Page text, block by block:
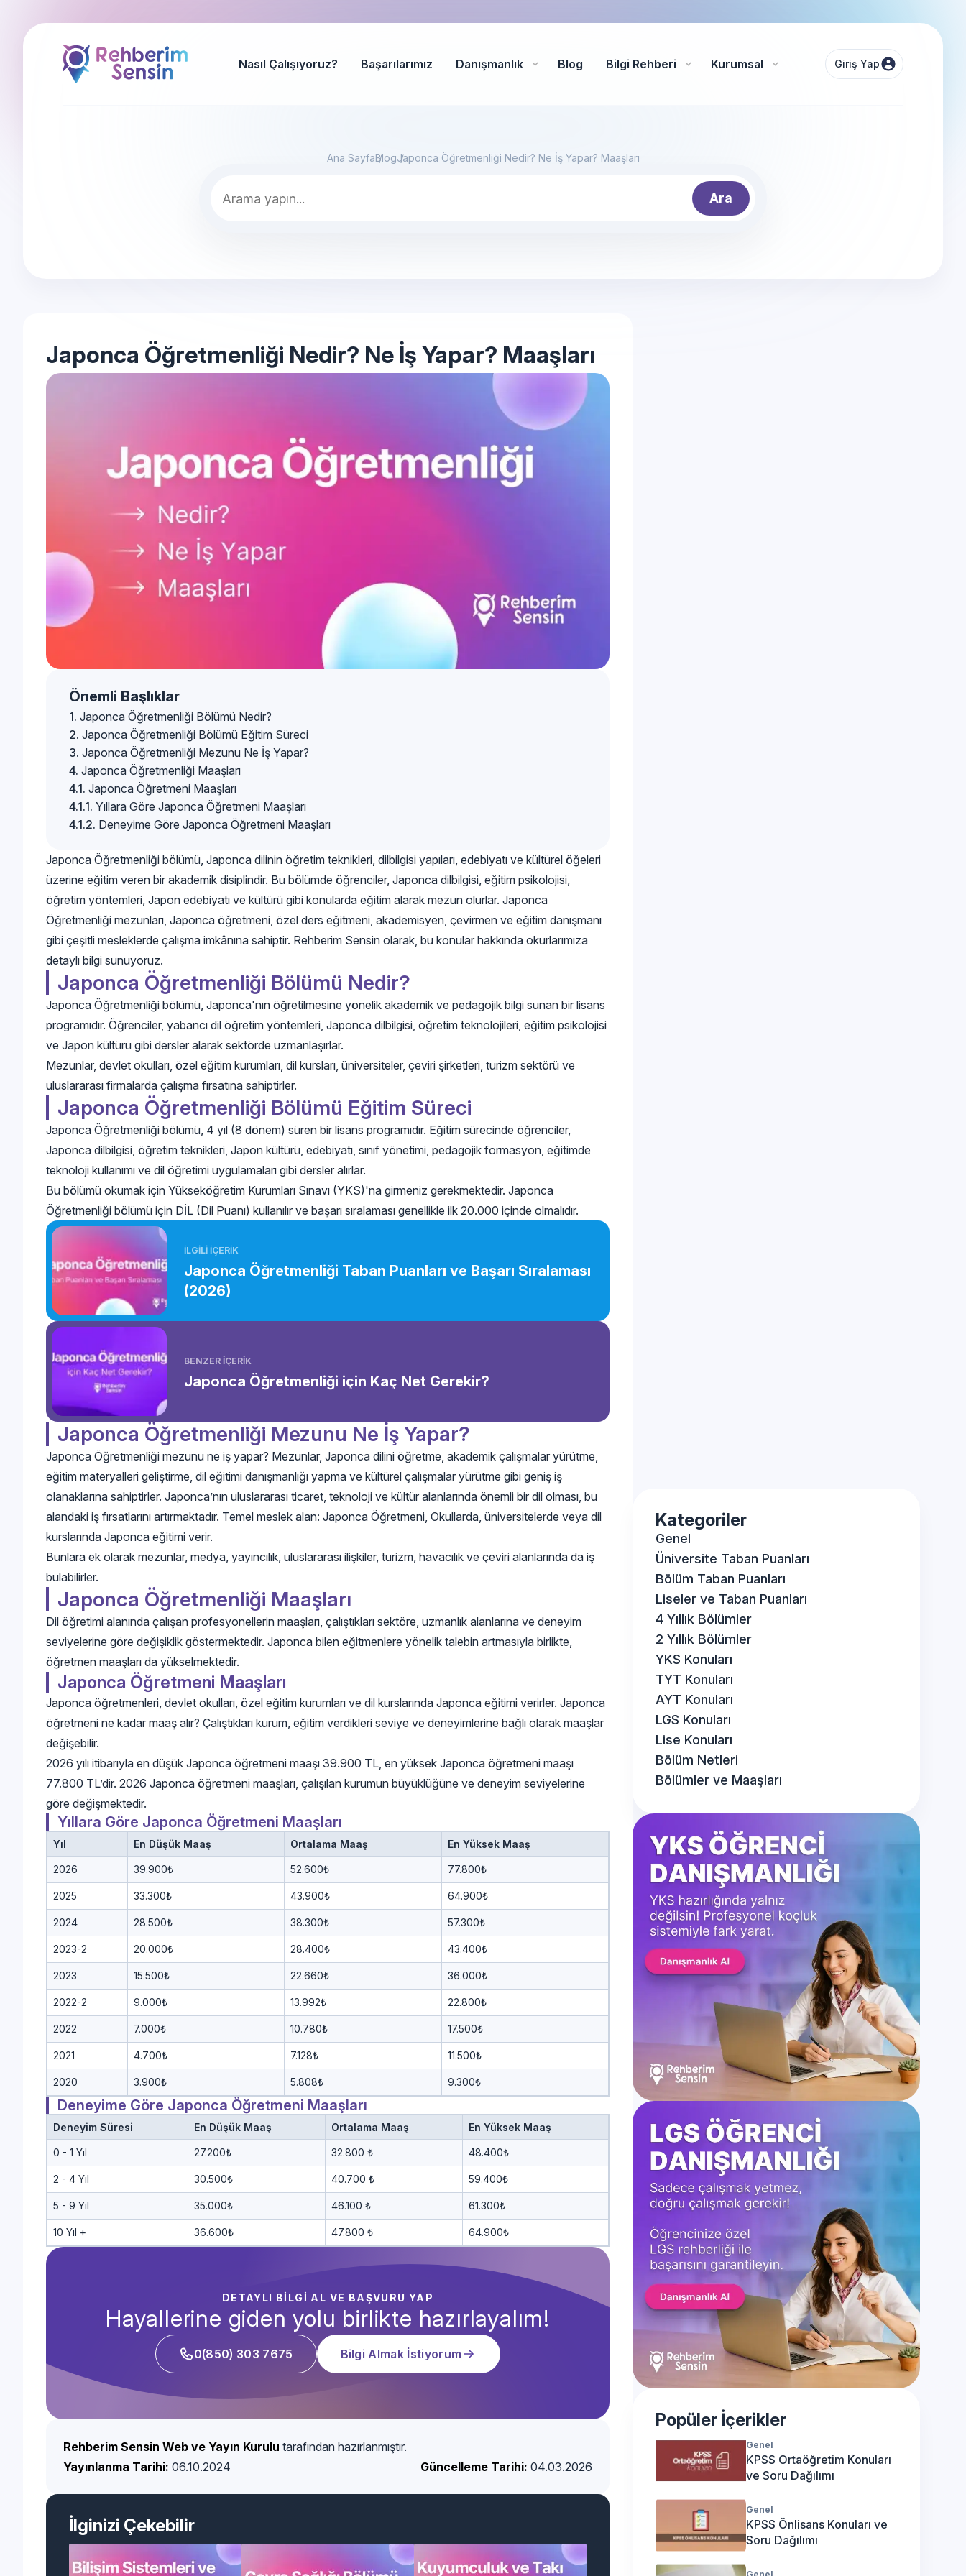
Nasıl Çalışıyoruz? Başarılarımız Danışmanlık Blog Bilgi Rehberi Kurumsal Giriş Yap
Ana SayfaBlogJaponca Öğretmenliği Nedir? Ne İş Yapar? Maaşları
Ara
Japonca Öğretmenliği Nedir? Ne İş Yapar? Maaşları
Önemli Başlıklar
Japonca Öğretmenliği Bölümü Nedir?
Japonca Öğretmenliği Bölümü Eğitim Süreci
Japonca Öğretmenliği Mezunu Ne İş Yapar?
Japonca Öğretmenliği Maaşları
Japonca Öğretmeni Maaşları
Yıllara Göre Japonca Öğretmeni Maaşları
Deneyime Göre Japonca Öğretmeni Maaşları
Japonca Öğretmenliği bölümü, Japonca dilinin öğretim teknikleri, dilbilgisi yapıları, edebiyatı ve kültürel öğeleri
üzerine eğitim veren bir akademik disiplindir. Bu bölümde öğrenciler, Japonca dilbilgisi, eğitim psikolojisi,
öğretim yöntemleri, Japon edebiyatı ve kültürü gibi konularda eğitim alarak mezun olurlar. Japonca
Öğretmenliği mezunları, Japonca öğretmeni, özel ders eğitmeni, akademisyen, çevirmen ve eğitim danışmanı
gibi çeşitli mesleklerde çalışma imkânına sahiptir. Rehberim Sensin olarak, bu konular hakkında okurlarımıza
detaylı bilgi sunuyoruz.
Japonca Öğretmenliği Bölümü Nedir?
Japonca Öğretmenliği bölümü, Japonca'nın öğretilmesine yönelik akademik ve pedagojik bilgi sunan bir lisans
programıdır. Öğrenciler, yabancı dil öğretim yöntemleri, Japonca dilbilgisi, öğretim teknolojileri, eğitim psikolojisi
ve Japon kültürü gibi dersler alarak sektörde uzmanlaşırlar.
Mezunlar, devlet okulları, özel eğitim kurumları, dil kursları, üniversiteler, çeviri şirketleri, turizm sektörü ve
uluslararası firmalarda çalışma fırsatına sahiptirler.
Japonca Öğretmenliği Bölümü Eğitim Süreci
Japonca Öğretmenliği bölümü, 4 yıl (8 dönem) süren bir lisans programıdır. Eğitim sürecinde öğrenciler,
Japonca dilbilgisi, öğretim teknikleri, Japon kültürü, edebiyatı, sınıf yönetimi, pedagojik formasyon, eğitimde
teknoloji kullanımı ve dil öğretimi uygulamaları gibi dersler alırlar.
Bu bölümü okumak için Yükseköğretim Kurumları Sınavı (YKS)'na girmeniz gerekmektedir. Japonca
Öğretmenliği bölümü için DİL (Dil Puanı) kullanılır ve başarı sıralaması genellikle ilk 20.000 içinde olmalıdır.
İLGİLİ İÇERİK
Japonca Öğretmenliği Taban Puanları ve Başarı Sıralaması
(2026)
BENZER İÇERİK
Japonca Öğretmenliği için Kaç Net Gerekir?
Japonca Öğretmenliği Mezunu Ne İş Yapar?
Japonca Öğretmenliği mezunu ne iş yapar? Mezunlar, Japonca dilini öğretme, akademik çalışmalar yürütme,
eğitim materyalleri geliştirme, dil eğitimi danışmanlığı yapma ve kültürel çalışmalar yürütme gibi geniş iş
olanaklarına sahiptirler. Japonca’nın uluslararası ticaret, teknoloji ve kültür alanlarında önemli bir dil olması, bu
alandaki iş fırsatlarını artırmaktadır. Temel meslek alan: Japonca Öğretmeni, Okullarda, üniversitelerde veya dil
kurslarında Japonca eğitimi verir.
Bunlara ek olarak mezunlar, medya, yayıncılık, uluslararası ilişkiler, turizm, havacılık ve çeviri alanlarında da iş
bulabilirler.
Japonca Öğretmenliği Maaşları
Dil öğretimi alanında çalışan profesyonellerin maaşları, çalıştıkları sektöre, uzmanlık alanlarına ve deneyim
seviyelerine göre değişiklik göstermektedir. Japonca bilen eğitmenlere yönelik talebin artmasıyla birlikte,
öğretmen maaşları da yükselmektedir.
Japonca Öğretmeni Maaşları
Japonca öğretmenleri, devlet okulları, özel eğitim kurumları ve dil kurslarında Japonca eğitimi verirler. Japonca
öğretmeni ne kadar maaş alır? Çalıştıkları kurum, eğitim verdikleri seviye ve deneyimlerine bağlı olarak maaşlar
değişebilir.
2026 yılı itibarıyla en düşük Japonca öğretmeni maaşı 39.900 TL, en yüksek Japonca öğretmeni maaşı
77.800 TL’dir. 2026 Japonca öğretmeni maaşları, çalışılan kurumun büyüklüğüne ve deneyim seviyelerine
göre değişmektedir.
Yıllara Göre Japonca Öğretmeni Maaşları
Yıl En Düşük Maaş Ortalama Maaş En Yüksek Maaş
2026 39.900₺ 52.600₺ 77.800₺
2025 33.300₺ 43.900₺ 64.900₺
2024 28.500₺ 38.300₺ 57.300₺
2023-2 20.000₺ 28.400₺ 43.400₺
2023 15.500₺ 22.660₺ 36.000₺
2022-2 9.000₺ 13.992₺ 22.800₺
2022 7.000₺ 10.780₺ 17.500₺
2021 4.700₺ 7.128₺ 11.500₺
2020 3.900₺ 5.808₺ 9.300₺
Deneyime Göre Japonca Öğretmeni Maaşları
Deneyim Süresi En Düşük Maaş Ortalama Maaş En Yüksek Maaş
0 - 1 Yıl 27.200₺ 32.800 ₺ 48.400₺
2 - 4 Yıl 30.500₺ 40.700 ₺ 59.400₺
5 - 9 Yıl 35.000₺ 46.100 ₺ 61.300₺
10 Yıl + 36.600₺ 47.800 ₺ 64.900₺
DETAYLI BİLGİ AL VE BAŞVURU YAP
Hayallerine giden yolu birlikte hazırlayalım!
0(850) 303 7675 Bilgi Almak İstiyorum
Rehberim Sensin Web ve Yayın Kurulu tarafından hazırlanmıştır.
Yayınlanma Tarihi: 06.10.2024 Güncelleme Tarihi: 04.03.2026
İlginizi Çekebilir
Kategoriler
Genel
Üniversite Taban Puanları
Bölüm Taban Puanları
Liseler ve Taban Puanları
4 Yıllık Bölümler
2 Yıllık Bölümler
YKS Konuları
TYT Konuları
AYT Konuları
LGS Konuları
Lise Konuları
Bölüm Netleri
Bölümler ve Maaşları
Popüler İçerikler
Genel
KPSS Ortaöğretim Konuları
ve Soru Dağılımı
Genel
KPSS Önlisans Konuları ve
Soru Dağılımı